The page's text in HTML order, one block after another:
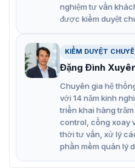
Safeway TH100100D là
được sử dụng rộng rãi tại
chính phủ và các cơ sở
hiện các vật thể nguy hiểm
Độ phân giải cao: Hình
sắc nét, giúp dễ dàng
lỏng, kim loại và cả các
Công nghệ tiên tiến: Sử
tiến nhất, đảm bảo độ
nghiệm tư vấn
được kiểm duyệt
KIỂM DUYỆT
Đặng Đình
Chuyên gia hệ
với 14 năm kinh
triển khai hàng
control, cổng xoay
thời tư vấn, xử lý
phần mềm quản lý